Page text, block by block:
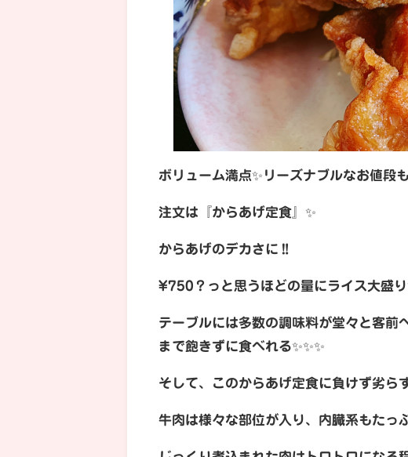
ボリューム満点✨リーズナブルなお値段
注文は『からあげ定食』✨
からあげのデカさに‼️
¥750？っと思うほどの量にライス大盛り
テーブルには多数の調味料が堂々と客前
まで飽きずに食べれる✨✨✨
そして、このからあげ定食に負けず劣ら
牛肉は様々な部位が入り、内臓系もたっ